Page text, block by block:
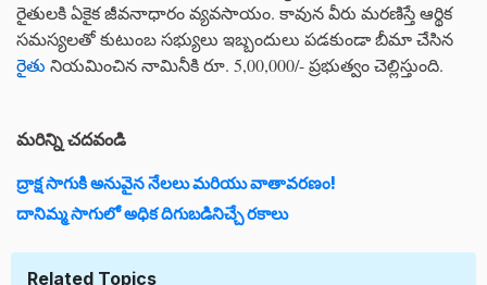
రైతులకి ఏకైక జీవనాధారం వ్యవసాయం. కావున వీరు మరణిస్తే ఆర్థిక
సమస్యలతో కుటుంబ సభ్యులు ఇబ్బందులు పడకుండా బీమా చేసిన
రైతు నియమించిన నామినీకి రూ. 5,00,000/- ప్రభుత్వం చెల్లిస్తుంది.
మరిన్ని చదవండి
ద్రాక్ష సాగుకి అనువైన నేలలు మరియు వాతావరణం!
దానిమ్మ సాగులో అధిక దిగుబడినిచ్చే రకాలు
Related Topics